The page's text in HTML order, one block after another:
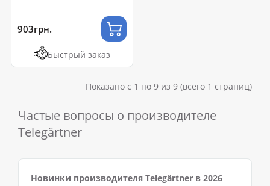
903грн.
Быстрый заказ
Показано с 1 по 9 из 9 (всего 1 страниц)
Частые вопросы о производителе
Telegärtner
Новинки производителя Telegärtner в 2026